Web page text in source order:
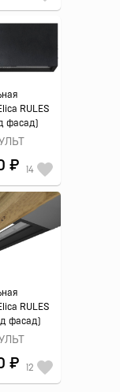
RULES
фасад)
₽ 14
RULES
фасад)
₽ 12